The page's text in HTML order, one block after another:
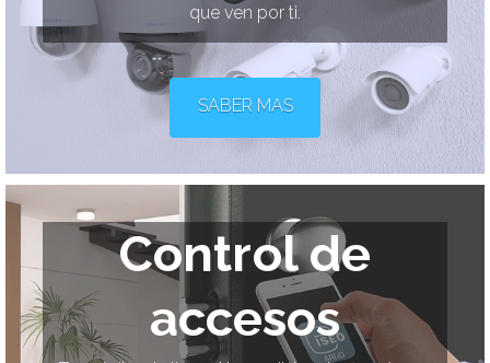
que ven por ti.
SABER MAS
Control de
accesos